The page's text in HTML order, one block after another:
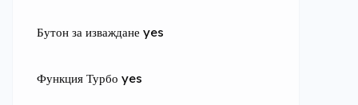
Бутон за изваждане yes
Функция Турбо yes